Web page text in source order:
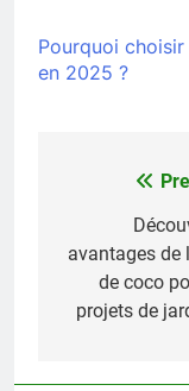
Pourquoi
en 2025 ?
l’article
avantages de
de coco
projets de